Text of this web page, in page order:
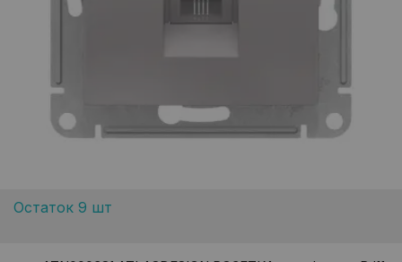
Остаток 9 шт